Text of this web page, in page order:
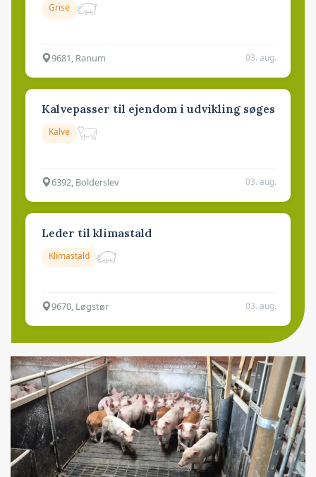
Grise
9681, Ranum 03. aug.
Kalvepasser til ejendom i udvikling søges
Kalve
6392, Bolderslev 03. aug.
Leder til klimastald
Klimastald
9670, Løgstør 03. aug.